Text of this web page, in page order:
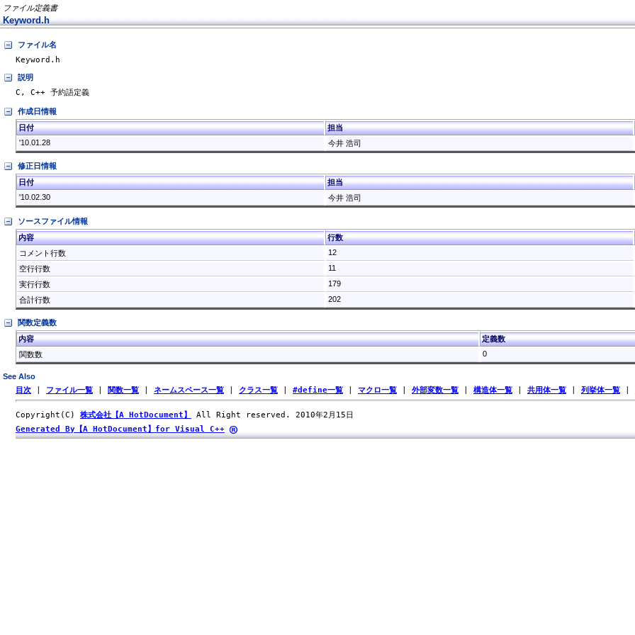
ファイル定義書
Keyword.h
ファイル名
Keyword.h
説明
C, C++ 予約語定義
作成日情報
日付
担当
'10.01.28
今井 浩司
修正日情報
日付
担当
'10.02.30
今井 浩司
ソースファイル情報
内容
行数
コメント行数
12
空行行数
11
実行行数
179
合計行数
202
関数定義数
内容
定義数
関数数
0
See Also
目次 ファイル一覧 関数一覧 ネームスペース一覧 クラス一覧 #define一覧 マクロ一覧 外部変数一覧 構造体一覧 共用体一覧 列挙体一覧
Copyright(C) 株式会社【A HotDocument】
All Right reserved. 2010年2月15日
Generated By【A HotDocument】for Visual C++